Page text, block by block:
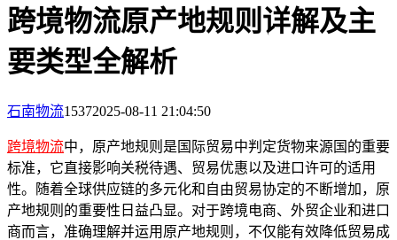
跨境物流原产地规则详解及主
要类型全解析
石南物流15372025-08-11 21:04:50
跨境物流中，原产地规则是国际贸易中判定货物来源国的重要
标准，它直接影响关税待遇、贸易优惠以及进口许可的适用
性。随着全球供应链的多元化和自由贸易协定的不断增加，原
产地规则的重要性日益凸显。对于跨境电商、外贸企业和进口
商而言，准确理解并运用原产地规则，不仅能有效降低贸易成